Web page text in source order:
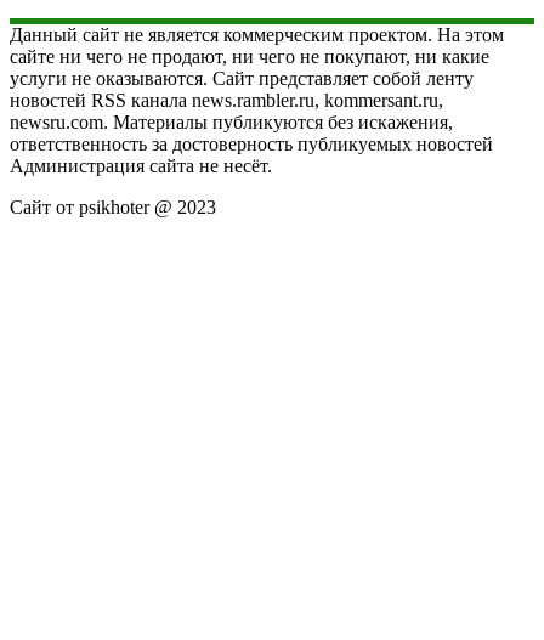
Данный сайт не является коммерческим проектом. На этом
сайте ни чего не продают, ни чего не покупают, ни какие
услуги не оказываются. Сайт представляет собой ленту
новостей RSS канала news.rambler.ru, kommersant.ru,
newsru.com. Материалы публикуются без искажения,
ответственность за достоверность публикуемых новостей
Администрация сайта не несёт.
Сайт от psikhoter @ 2023